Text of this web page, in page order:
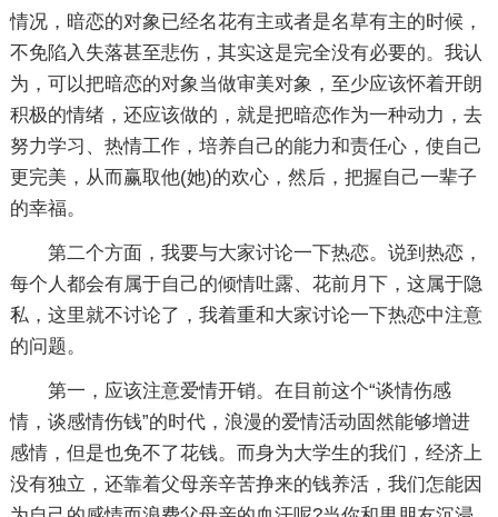
情况，暗恋的对象已经名花有主或者是名草有主的时候，
不免陷入失落甚至悲伤，其实这是完全没有必要的。我认
为，可以把暗恋的对象当做审美对象，至少应该怀着开朗
积极的情绪，还应该做的，就是把暗恋作为一种动力，去
努力学习、热情工作，培养自己的能力和责任心，使自己
更完美，从而赢取他(她)的欢心，然后，把握自己一辈子
的幸福。
第二个方面，我要与大家讨论一下热恋。说到热恋，
每个人都会有属于自己的倾情吐露、花前月下，这属于隐
私，这里就不讨论了，我着重和大家讨论一下热恋中注意
的问题。
第一，应该注意爱情开销。在目前这个“谈情伤感
情，谈感情伤钱”的时代，浪漫的爱情活动固然能够增进
感情，但是也免不了花钱。而身为大学生的我们，经济上
没有独立，还靠着父母亲辛苦挣来的钱养活，我们怎能因